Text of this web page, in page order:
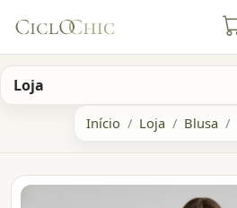
Loja
Início Loja Blusa